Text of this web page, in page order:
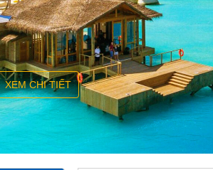
XEM CHI TIẾT